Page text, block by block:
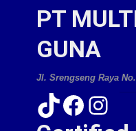
PT
GUNA
Jl. Srengseng Raya
TikTok Facebook Instagram